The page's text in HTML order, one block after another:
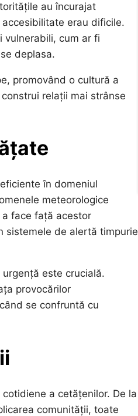
au încurajat
erau dificile.
vulnerabili, cum ar fi
deplasa.
promovând o cultură a
relații mai strânse
în domeniul
meteorologice
face față acestor
sistemele de alertă timpurie
este crucială.
provocărilor
se confruntă cu
a cetățenilor. De la
comunității, toate